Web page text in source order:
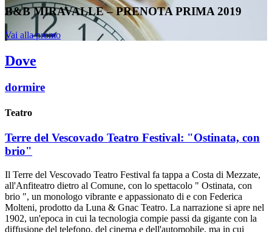
B&B MIRAVALLE – PRENOTA PRIMA 2019
Vai alla promo
Dove
dormire
Teatro
Terre del Vescovado Teatro Festival: "Ostinata, con
brio"
Il Terre del Vescovado Teatro Festival fa tappa a Costa di Mezzate,
all'Anfiteatro dietro al Comune, con lo spettacolo " Ostinata, con
brio ", un monologo vibrante e appassionato di e con Federica
Molteni, prodotto da Luna & Gnac Teatro. La narrazione si apre nel
1902, un'epoca in cui la tecnologia compie passi da gigante con la
diffusione del telefono, del cinema e dell'automobile, ma in cui